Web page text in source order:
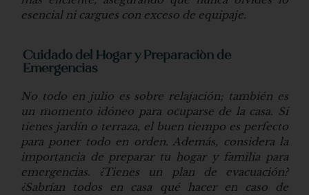
esencial ni cargues con exceso de equipaje.
Cuidado del Hogar y Preparación de
Emergencias
No todo en julio es sobre relajación; también es
un momento idóneo para ocuparse de la casa. Si
tienes jardín o terraza, el buen tiempo es perfecto
para poner todo en orden. Además, considera la
importancia de preparar tu hogar y familia para
emergencias. ¿Tienes un plan de evacuación?
¿Sabrían todos en casa qué hacer en caso de